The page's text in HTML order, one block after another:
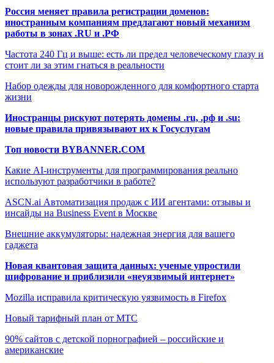
Россия меняет правила регистрации доменов:
иностранным компаниям предлагают новый механизм
работы в зонах .RU и .РФ
Частота 240 Гц и выше: есть ли предел человеческому глазу и
стоит ли за этим гнаться в реальности
Набор одежды для новорожденного для комфортного старта
жизни
Иностранцы рискуют потерять домены .ru, .рф и .su:
новые правила привязывают их к Госуслугам
Топ новости BYBANNER.COM
Какие AI-инструменты для программирования реально
используют разработчики в работе?
ASCN.ai Автоматизация продаж с ИИ агентами: отзывы и
инсайды на Business Event в Москве
Внешние аккумуляторы: надежная энергия для вашего
гаджета
Новая квантовая защита данных: ученые упростили
шифрование и приблизили «неуязвимый интернет»
Mozilla исправила критическую уязвимость в Firefox
Новый тарифный план от МТС
90% сайтов с детской порнографией – российские и
американские